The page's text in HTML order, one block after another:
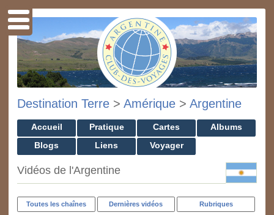
Destination Terre > Amérique > Argentine
Accueil Pratique Cartes
Albums
Blogs
Liens Voyager
Vidéos de l'Argentine
Toutes les chaînes Dernières vidéos Rubriques